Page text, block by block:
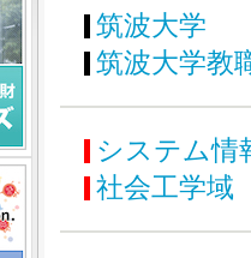
筑波大学
筑波大学教
システム情
社会工学域